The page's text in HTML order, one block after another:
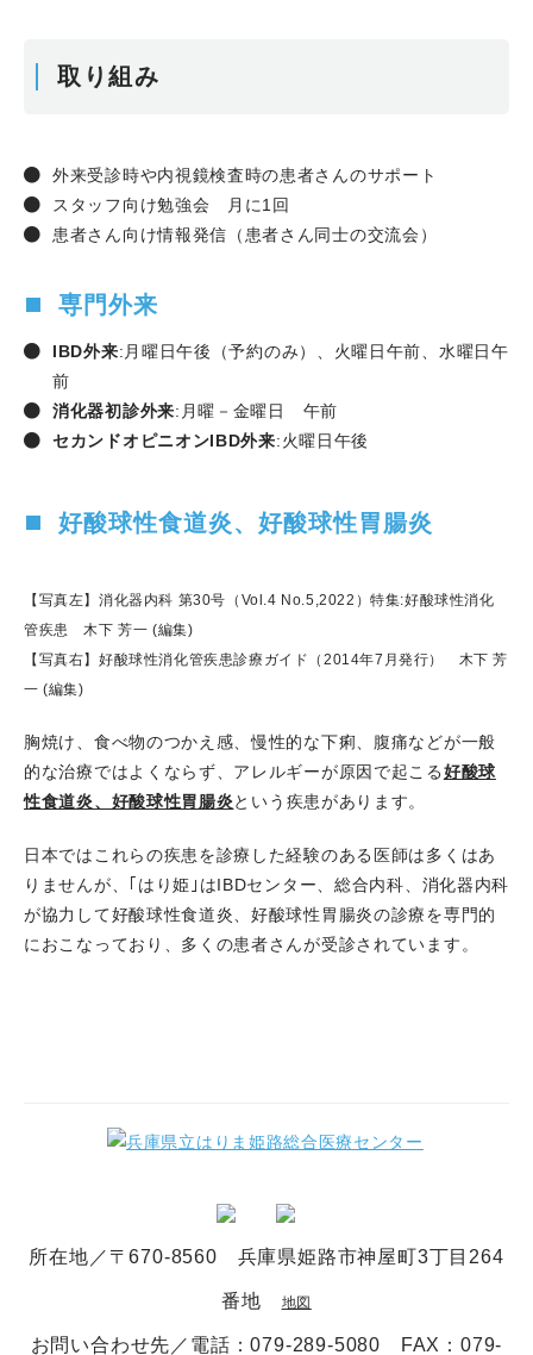
取り組み
外来受診時や内視鏡検査時の患者さんのサポート
スタッフ向け勉強会 月に1回
患者さん向け情報発信（患者さん同士の交流会）
専門外来
IBD外来: 月曜日午後（予約のみ）、火曜日午前、水曜日午
前
消化器初診外来:月曜－金曜日 午前
セカンドオピニオンIBD外来:火曜日午後
好酸球性食道炎、好酸球性胃腸炎
【写真左】消化器内科 第30号（Vol.4 No.5,2022）特集:好酸球性消化
管疾患 木下 芳一 (編集)
【写真右】好酸球性消化管疾患診療ガイド（2014年7月発行） 木下 芳
一 (編集)
胸焼け、食べ物のつかえ感、慢性的な下痢、腹痛などが一般
的な治療ではよくならず、アレルギーが原因で起こる好酸球
性食道炎、好酸球性胃腸炎という疾患があります。
日本ではこれらの疾患を診療した経験のある医師は多くはあ
りませんが、｢はり姫｣はIBDセンター、総合内科、消化器内科
が協力して好酸球性食道炎、好酸球性胃腸炎の診療を専門的
におこなっており、多くの患者さんが受診されています。
所在地／〒670-8560 兵庫県姫路市神屋町3丁目264
番地 地図
お問い合わせ先／電話 ：079-289-5080 FAX：079-